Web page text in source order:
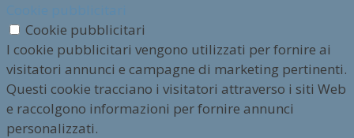
Cookie pubblicitari
I cookie pubblicitari vengono utilizzati per fornire ai
visitatori annunci e campagne di marketing pertinenti.
Questi cookie tracciano i visitatori attraverso i siti Web
e raccolgono informazioni per fornire annunci
personalizzati.